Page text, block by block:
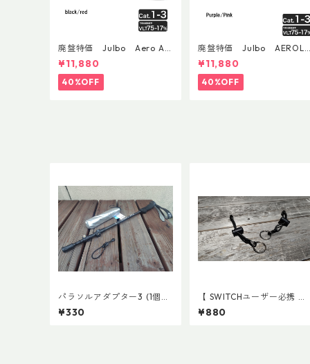
廃盤特価 Julbo Aero Asi
anFit
¥11,880
40%OFF
廃盤特価 Julbo
E AsianFit
¥11,880
40%OFF
パラソルアダプター3 (1個売
り)
¥330
【 SWITCHユーザー必携 】
スイッチ用アタッチメント
(ペア)
¥880